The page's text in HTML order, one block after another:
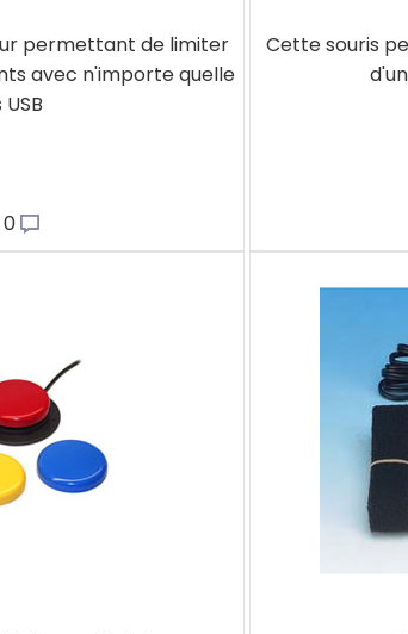
permettant de limiter
avec n'importe quelle
0
Cette souris